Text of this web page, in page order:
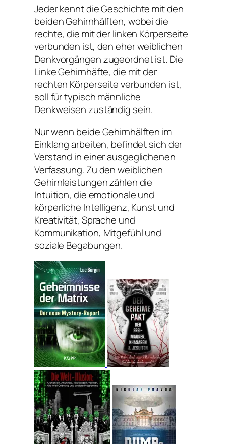
Jeder kennt die Geschichte mit den
beiden Gehirnhälften, wobei die
rechte, die mit der linken Körperseite
verbunden ist, den eher weiblichen
Denkvorgängen zugeordnet ist. Die
Linke Gehirnhäfte, die mit der
rechten Körperseite verbunden ist,
soll für typisch männliche
Denkweisen zuständig sein.
Nur wenn beide Gehirnhälften im
Einklang arbeiten, befindet sich der
Verstand in einer ausgeglichenen
Verfassung. Zu den weiblichen
Gehirnleistungen zählen die
Intuition, die emotionale und
körperliche Intelligenz, Kunst und
Kreativität, Sprache und
Kommunikation, Mitgefühl und
soziale Begabungen.